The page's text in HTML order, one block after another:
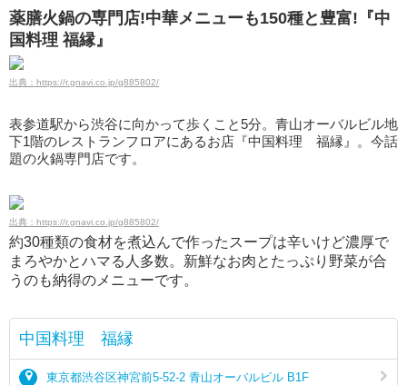
薬膳火鍋の専門店!中華メニューも150種と豊富!『中
国料理 福縁』
出典：https://r.gnavi.co.jp/g885802/
表参道駅から渋谷に向かって歩くこと5分。青山オーバルビル地
下1階のレストランフロアにあるお店『中国料理 福縁』。今話
題の火鍋専門店です。
出典：https://r.gnavi.co.jp/g885802/
約30種類の食材を煮込んで作ったスープは辛いけど濃厚で
まろやかとハマる人多数。新鮮なお肉とたっぷり野菜が合
うのも納得のメニューです。
中国料理 福縁
東京都渋谷区神宮前5-52-2 青山オーバルビル B1F